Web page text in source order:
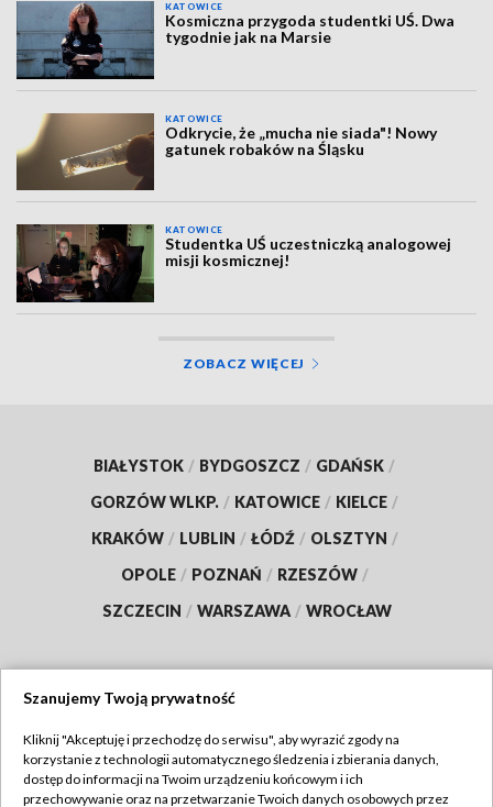
KATOWICE
Kosmiczna przygoda studentki UŚ. Dwa
tygodnie jak na Marsie
KATOWICE
Odkrycie, że „mucha nie siada"! Nowy
gatunek robaków na Śląsku
KATOWICE
Studentka UŚ uczestniczką analogowej
misji kosmicznej!
ZOBACZ WIĘCEJ
BIAŁYSTOK / BYDGOSZCZ / GDAŃSK /
GORZÓW WLKP. / KATOWICE / KIELCE /
KRAKÓW / LUBLIN / ŁÓDŹ / OLSZTYN /
OPOLE / POZNAŃ / RZESZÓW /
SZCZECIN / WARSZAWA / WROCŁAW
TVP
Abonament TVP
Szanujemy Twoją prywatność
Kliknij "Akceptuję i przechodzę do serwisu", aby wyrazić zgody na
korzystanie z technologii automatycznego śledzenia i zbierania danych,
dostęp do informacji na Twoim urządzeniu końcowym i ich
przechowywanie oraz na przetwarzanie Twoich danych osobowych przez